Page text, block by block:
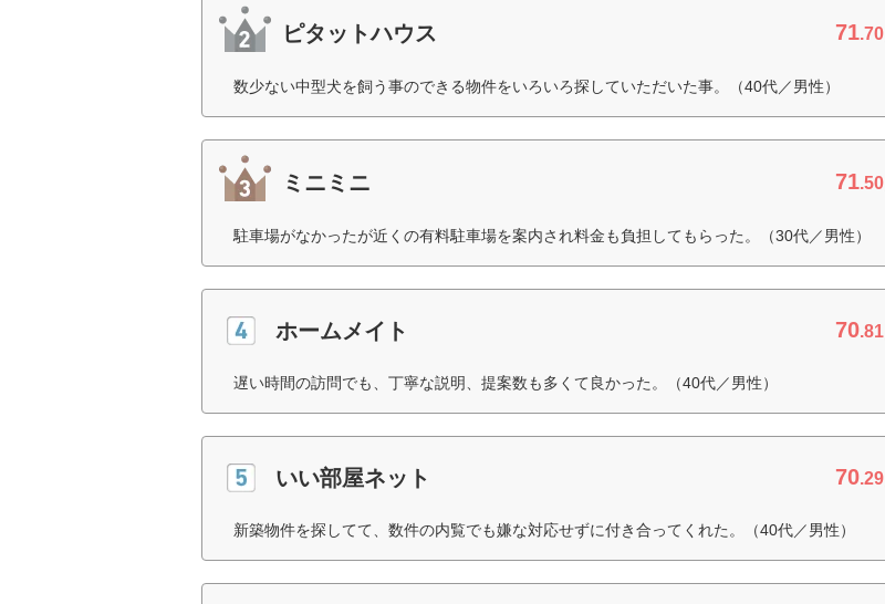
ピタットハウス 71.70
数少ない中型犬を飼う事のできる物件をいろいろ探していただいた事。（40代／男性）
ミニミニ 71.50
駐車場がなかったが近くの有料駐車場を案内され料金も負担してもらった。（30代／男性）
ホームメイト 70.81
遅い時間の訪問でも、丁寧な説明、提案数も多くて良かった。（40代／男性）
いい部屋ネット 70.29
新築物件を探してて、数件の内覧でも嫌な対応せずに付き合ってくれた。（40代／男性）